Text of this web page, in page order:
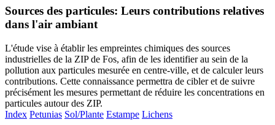
Sources des particules: Leurs contributions relatives
dans l'air ambiant
L'étude vise à établir les empreintes chimiques des sources
industrielles de la ZIP de Fos, afin de les identifier au sein de la
pollution aux particules mesurée en centre-ville, et de calculer leurs
contributions. Cette connaissance permettra de cibler et de suivre
précisément les mesures permettant de réduire les concentrations en
particules autour des ZIP.
Index Petunias Sol/Plante Estampe Lichens